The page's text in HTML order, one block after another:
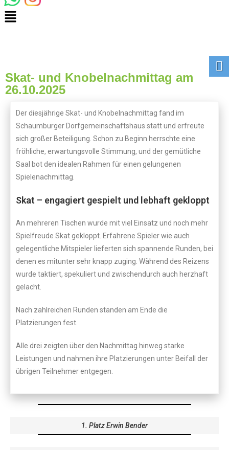
Skat- und Knobelnachmittag am
26.10.2025
Der diesjährige Skat- und Knobelnachmittag fand im
Schaumburger Dorfgemeinschaftshaus statt und erfreute
sich großer Beteiligung. Schon zu Beginn herrschte eine
fröhliche, erwartungsvolle Stimmung, und der gemütliche
Saal bot den idealen Rahmen für einen gelungenen
Spielenachmittag.
Skat – engagiert gespielt und lebhaft gekloppt
An mehreren Tischen wurde mit viel Einsatz und noch mehr
Spielfreude Skat gekloppt. Erfahrene Spieler wie auch
gelegentliche Mitspieler lieferten sich spannende Runden, bei
denen es mitunter sehr knapp zuging. Während des Reizens
wurde taktiert, spekuliert und zwischendurch auch herzhaft
gelacht.
Nach zahlreichen Runden standen am Ende die
Platzierungen fest.
Alle drei zeigten über den Nachmittag hinweg starke
Leistungen und nahmen ihre Platzierungen unter Beifall der
übrigen Teilnehmer entgegen.
1. Platz Erwin Bender